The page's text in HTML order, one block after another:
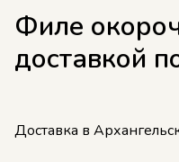
Филе
доставкой
Доставка в